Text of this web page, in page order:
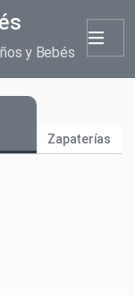
y Bebés
Zapaterías